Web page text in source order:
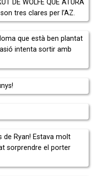
DE WOLFE QUE ATURA
tres clares per l’AZ.
que està ben plantat
intenta sortir amb
de Ryan! Estava molt
sorprendre el porter